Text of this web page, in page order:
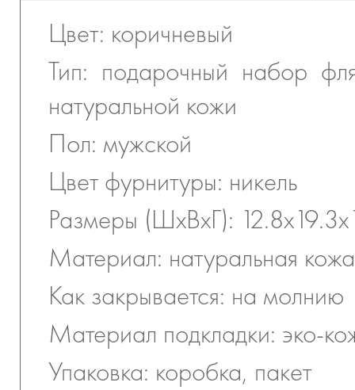
Цвет: коричневый
Тип: подарочный набор
натуральной кожи
Пол: мужской
Цвет фурнитуры: никель
Размеры (ШхВхГ):
Материал: натуральная кожа
Как закрывается: на молнию
Материал подкладки: эко-
Упаковка: коробка, пакет